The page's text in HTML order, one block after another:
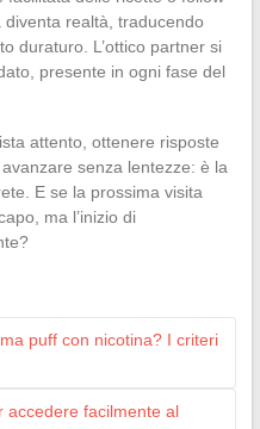
realtà, traducendo
duraturo. L’ottico partner si
presente in ogni fase del
attento, ottenere risposte
senza lentezze: è la
E se la prossima visita
ma l’inizio di
puff con nicotina? I criteri
accedere facilmente al